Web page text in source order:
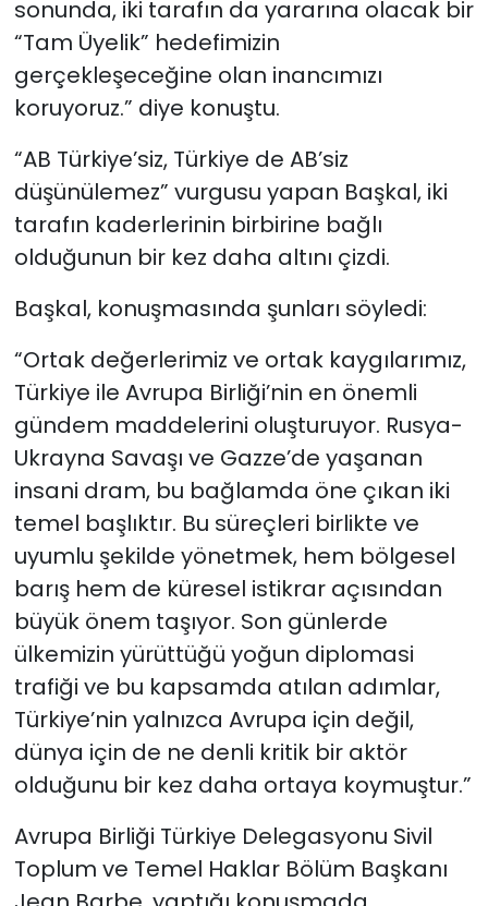
sonunda, iki tarafın da yararına olacak bir
“Tam Üyelik” hedefimizin
gerçekleşeceğine olan inancımızı
koruyoruz.” diye konuştu.
“AB Türkiye’siz, Türkiye de AB’siz
düşünülemez” vurgusu yapan Başkal, iki
tarafın kaderlerinin birbirine bağlı
olduğunun bir kez daha altını çizdi.
Başkal, konuşmasında şunları söyledi:
“Ortak değerlerimiz ve ortak kaygılarımız,
Türkiye ile Avrupa Birliği’nin en önemli
gündem maddelerini oluşturuyor. Rusya-
Ukrayna Savaşı ve Gazze’de yaşanan
insani dram, bu bağlamda öne çıkan iki
temel başlıktır. Bu süreçleri birlikte ve
uyumlu şekilde yönetmek, hem bölgesel
barış hem de küresel istikrar açısından
büyük önem taşıyor. Son günlerde
ülkemizin yürüttüğü yoğun diplomasi
trafiği ve bu kapsamda atılan adımlar,
Türkiye’nin yalnızca Avrupa için değil,
dünya için de ne denli kritik bir aktör
olduğunu bir kez daha ortaya koymuştur.”
Avrupa Birliği Türkiye Delegasyonu Sivil
Toplum ve Temel Haklar Bölüm Başkanı